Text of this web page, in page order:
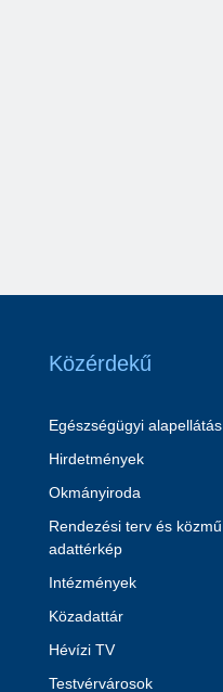
Közérdekű
Egészségügyi alapellátás
Hirdetmények
Okmányiroda
Rendezési terv és közmű
adattérkép
Intézmények
Közadattár
Hévízi TV
Testvérvárosok